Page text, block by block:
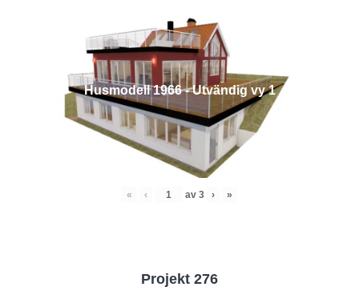
Husmodell 1966 - Utvändig vy 1
« ‹ av 3 › »
Projekt 276